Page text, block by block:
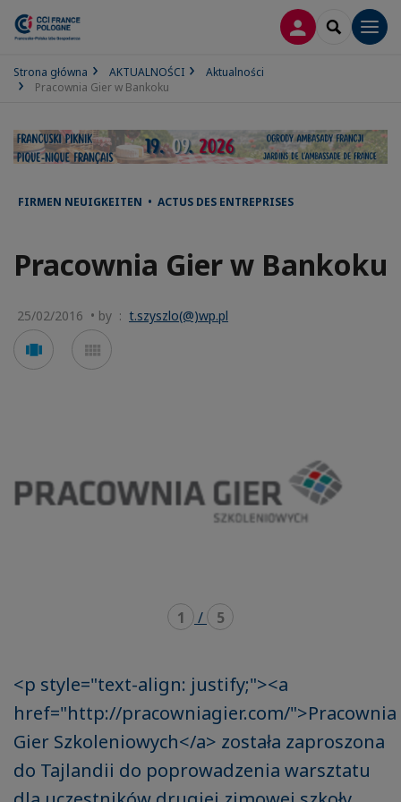
LOGOWANIE
SEARCH
Strona główna AKTUALNOŚCI
Aktualności
Pracownia Gier w Bankoku
FIRMEN NEUIGKEITEN • ACTUS DES ENTREPRISES
Pracownia Gier w Bankoku
25/02/2016 • by : t.szyszlo(@)wp.pl
Voir
en
en
1 / 5
<p style="text-align: justify;"><a
href="http://pracowniagier.com/">Pracownia
Gier Szkoleniowych</a> została zaproszona
do Tajlandii do poprowadzenia warsztatu